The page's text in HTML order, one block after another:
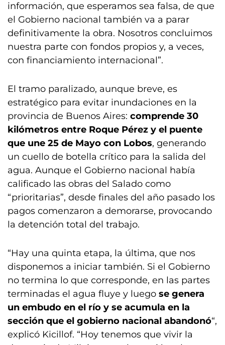
información, que esperamos sea falsa, de que
el Gobierno nacional también va a parar
definitivamente la obra. Nosotros concluimos
nuestra parte con fondos propios y, a veces,
con financiamiento internacional”.
El tramo paralizado, aunque breve, es
estratégico para evitar inundaciones en la
provincia de Buenos Aires: comprende 30
kilómetros entre Roque Pérez y el puente
que une 25 de Mayo con Lobos, generando
un cuello de botella crítico para la salida del
agua. Aunque el Gobierno nacional había
calificado las obras del Salado como
“prioritarias”, desde finales del año pasado los
pagos comenzaron a demorarse, provocando
la detención total del trabajo.
“Hay una quinta etapa, la última, que nos
disponemos a iniciar también. Si el Gobierno
no termina lo que corresponde, en las partes
terminadas el agua fluye y luego se genera
un embudo en el río y se acumula en la
sección que el gobierno nacional abandonó“,
explicó Kicillof. “Hoy tenemos que vivir la